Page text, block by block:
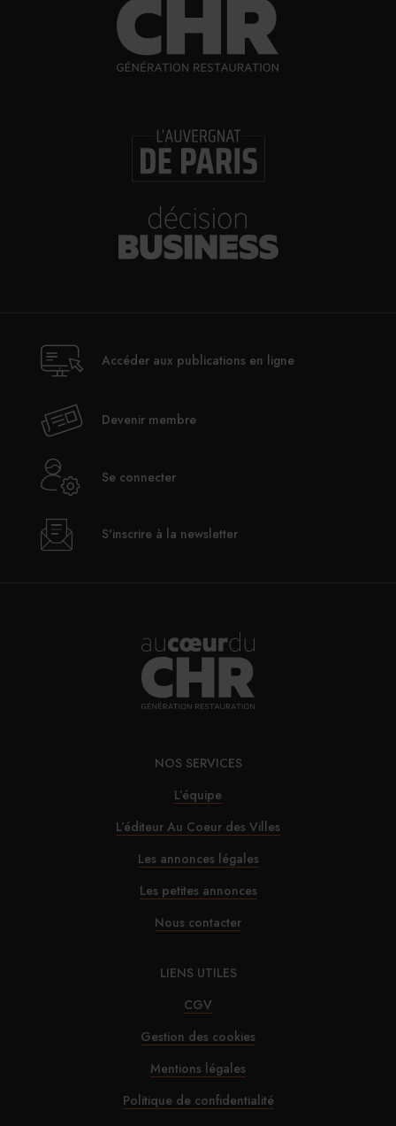
Accéder aux publications en ligne
Devenir membre
Se connecter
S'inscrire à la newsletter
NOS SERVICES
L’équipe
L’éditeur Au Coeur des Villes
Les annonces légales
Les petites annonces
Nous contacter
LIENS UTILES
CGV
Gestion des cookies
Mentions légales
Politique de confidentialité